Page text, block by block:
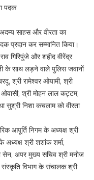
पदक
साहस और वीरता का
प्रदान कर सम्मानित किया।
गिरिपुंजे और शहीद वीरेंद्र
के साथ लड़ने वाले पुलिस जवानों
श्री रामेश्वर ओयामी, श्री
ओवासी, श्री मोहन लाल कट्टम,
सुश्री निशा कचलाम को वीरता
आपूर्ति निगम के अध्यक्ष श्री
श्री शशांक शर्मा,
सेन, अपर मुख्य सचिव श्री मनोज
विभाग के संचालक श्री